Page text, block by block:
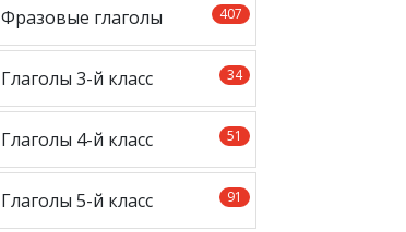
407
Фразовые глаголы
34
Глаголы 3-й класс
51
Глаголы 4-й класс
91
Глаголы 5-й класс